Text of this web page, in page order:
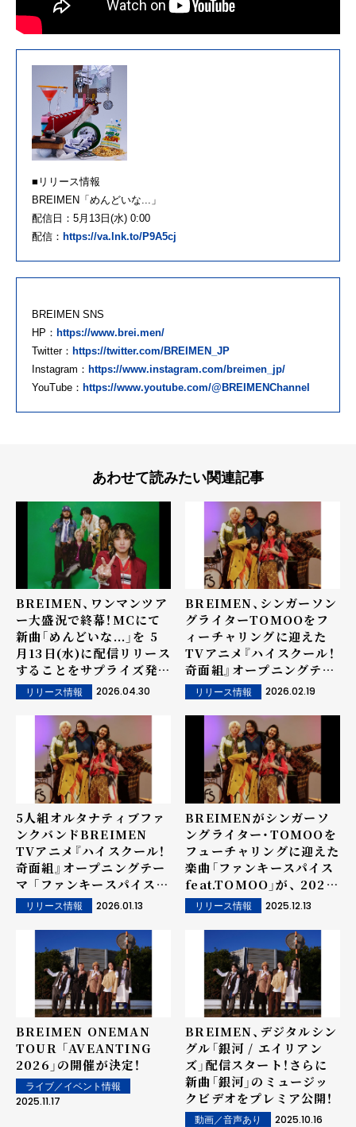
■リリース情報
BREIMEN「めんどいな...」
配信日：5月13日(水) 0:00
配信： https://va.lnk.to/P9A5cj
BREIMEN SNS
HP： https://www.brei.men/
Twitter： https://twitter.com/BREIMEN_JP
Instagram： https://www.instagram.com/breimen_jp/
YouTube： https://www.youtube.com/@BREIMENChannel
あわせて読みたい関連記事
BREIMEN、ワンマンツア
ー大盛況で終幕！MCにて
新曲「めんどいな...」を 5
月13日(水)に配信リリース
することをサプライズ発
表！ジャケット写真も解禁！
バンドの原点や個性を感じ
られる新アーティスト写真
も解禁！
リリース情報 2026.04.30
BREIMEN、シンガーソン
グライターTOMOOをフ
ィーチャリングに迎えた
TVアニメ『ハイスクール！
奇面組』オープニングテー
マ「ファンキースパイス
feat.TOMOO」CD発売！
リリース情報 2026.02.19
5人組オルタナティブファ
ンクバンドBREIMEN
TVアニメ『ハイスクール！
奇面組』オープニングテー
マ 「ファンキースパイス
feat.TOMOO」リリース
＆MV公開！
リリース情報 2026.01.13
BREIMENがシンガーソ
ングライター・TOMOOを
フューチャリングに迎えた
楽曲「ファンキースパイス
feat.TOMOO」が、 2026
年1月から放送のTVアニメ
『ハイスクール！奇面組』オ
ープニングテーマに決定！
(本人コメント有)
リリース情報 2025.12.13
BREIMEN ONEMAN
TOUR 「AVEANTING
2026」の開催が決定！
ライブ／イベント情報
2025.11.17
BREIMEN、デジタルシン
グル「銀河 / エイリアン
ズ」配信スタート！さらに
新曲「銀河」のミュージッ
クビデオをプレミア公開！
動画／音声あり 2025.10.16